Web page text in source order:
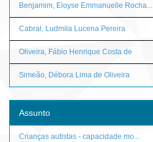
Benjamim, Eloyse Emmanuelle Rocha...
Cabral, Ludmila Lucena Pereira
Oliveira, Fábio Henrique Costa de
Simeão, Débora Lima de Oliveira
Assunto
Crianças autistas - capacidade mo...